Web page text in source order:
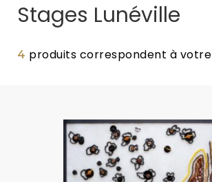
Stages Lunéville
4 produits correspondent à